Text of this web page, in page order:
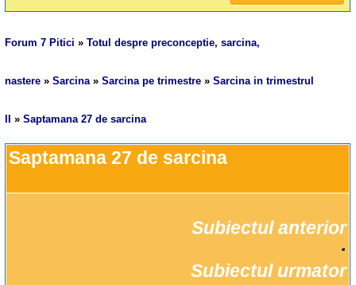
Forum 7 Pitici »Totul despre preconceptie, sarcina,
nastere »Sarcina»Sarcina pe trimestre »Sarcina in trimestrul
»Saptamana 27 de sarcina
Saptamana 27 de sarcina
Subiectul anterior
Subiectul urmator